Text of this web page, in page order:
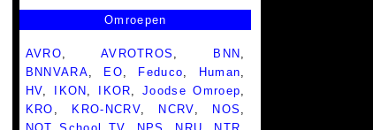
Omroepen
AVRO, AVROTROS , BNN ,
BNNVARA, EO, Feduco, Human,
HV, IKON , IKOR,Joodse Omroep,
KRO , KRO-NCRV, NCRV, NOS ,